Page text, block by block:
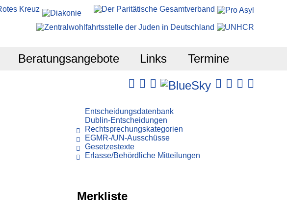
Beratungsangebote Links Termine
Entscheidungsdatenbank
Dublin-Entscheidungen
Rechtsprechungskategorien
EGMR-/UN-Ausschüsse
Gesetzestexte
Erlasse/Behördliche Mitteilungen
Merkliste